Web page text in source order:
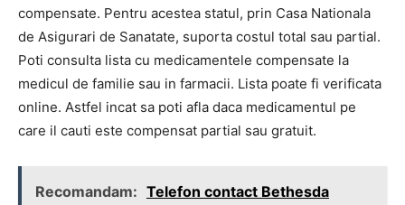
compensate. Pentru acestea statul, prin Casa Nationala
de Asigurari de Sanatate, suporta costul total sau partial.
Poti consulta lista cu medicamentele compensate la
medicul de familie sau in farmacii. Lista poate fi verificata
online. Astfel incat sa poti afla daca medicamentul pe
care il cauti este compensat partial sau gratuit.
Recomandam: Telefon contact Bethesda